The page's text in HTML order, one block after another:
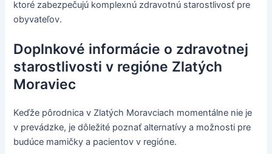
ktoré zabezpečujú komplexnú zdravotnú starostlivosť pre
obyvateľov.
Doplnkové informácie o zdravotnej
starostlivosti v regióne Zlatých
Moraviec
Keďže pôrodnica v Zlatých Moravciach momentálne nie je
v prevádzke, je dôležité poznať alternatívy a možnosti pre
budúce mamičky a pacientov v regióne.